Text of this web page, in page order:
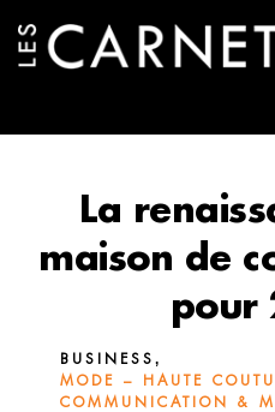
La
maison de
pour
BUSINESS ,
MODE – HAUTE
COMMUNICATION &